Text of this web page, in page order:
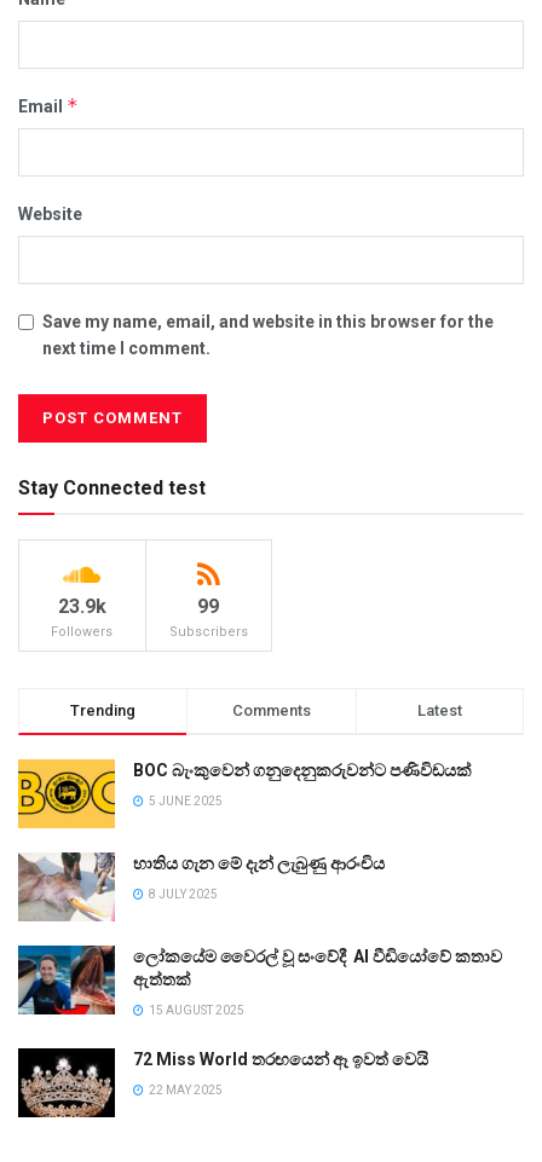
Email *
Website
Save my name, email, and website in this browser for the
next time I comment.
Stay Connected test
23.9k
Followers
99
Subscribers
Trending Comments Latest
BOC බැංකුවෙන් ගනුදෙනුකරුවන්ට පණිවිඩයක්
5 JUNE 2025
භාතිය ගැන මේ දැන් ලැබුණු ආරංචිය
8 JULY 2025
ලෝකයේම වෛරල් වූ සංවේදී AI වීඩියෝවේ කතාව
ඇත්තක්
15 AUGUST 2025
72 Miss World තරඟයෙන් ඈ ඉවත් වෙයි
22 MAY 2025